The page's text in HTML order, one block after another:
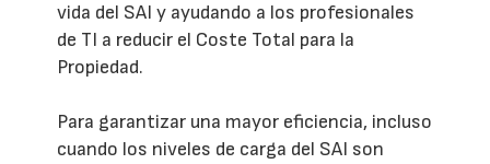
vida del SAI y ayudando a los profesionales
de TI a reducir el Coste Total para la
Propiedad.
Para garantizar una mayor eficiencia, incluso
cuando los niveles de carga del SAI son